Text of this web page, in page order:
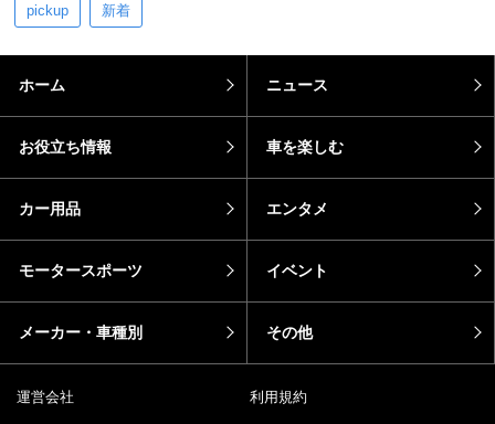
pickup 新着
ホーム ニュース
お役立ち情報 車を楽しむ
カー用品 エンタメ
モータースポーツ イベント
メーカー・車種別 その他
運営会社 利用規約